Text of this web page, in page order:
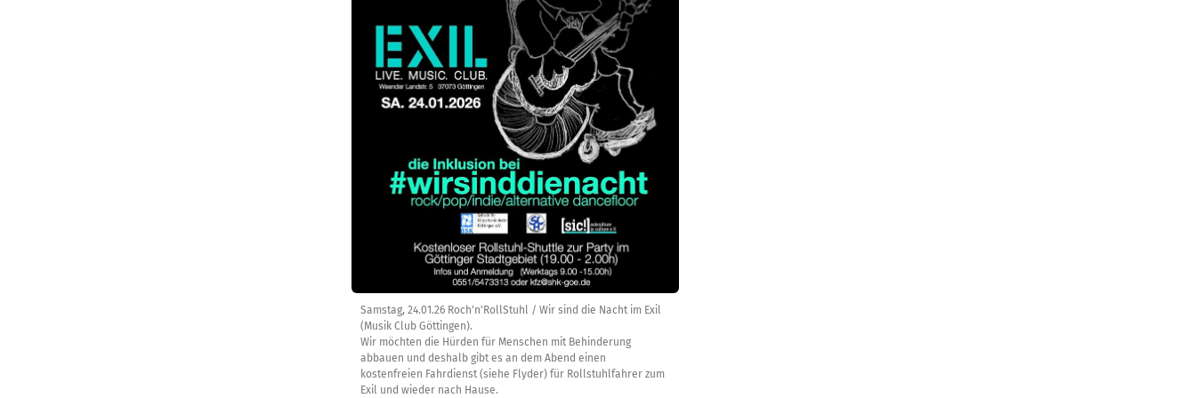
Samstag, 24.01.26 Roch'n'RollStuhl / Wir sind die Nacht im Exil
(Musik Club Göttingen).
Wir möchten die Hürden für Menschen mit Behinderung
abbauen und deshalb gibt es an dem Abend einen
kostenfreien Fahrdienst (siehe Flyder) für Rollstuhlfahrer zum
Exil und wieder nach Hause.